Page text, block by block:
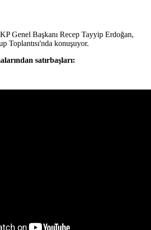
Genel Başkanı Recep Tayyip Erdoğan,
Toplantısı'nda konuşuyor.
satırbaşları: